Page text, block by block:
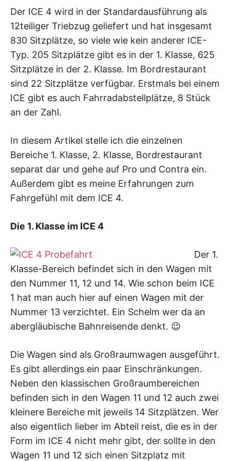
Der ICE 4 wird in der Standardausführung als
12teiliger Triebzug geliefert und hat insgesamt
830 Sitzplätze, so viele wie kein anderer ICE-
Typ. 205 Sitzplätze gibt es in der 1. Klasse, 625
Sitzplätze in der 2. Klasse. Im Bordrestaurant
sind 22 Sitzplätze verfügbar. Erstmals bei einem
ICE gibt es auch Fahrradabstellplätze, 8 Stück
an der Zahl.
In diesem Artikel stelle ich die einzelnen
Bereiche 1. Klasse, 2. Klasse, Bordrestaurant
separat dar und gehe auf Pro und Contra ein.
Außerdem gibt es meine Erfahrungen zum
Fahrgefühl mit dem ICE 4.
Die 1. Klasse im ICE 4
Der 1.
Klasse-Bereich befindet sich in den Wagen mit
den Nummer 11, 12 und 14. Wie schon beim ICE
1 hat man auch hier auf einen Wagen mit der
Nummer 13 verzichtet. Ein Schelm wer da an
abergläubische Bahnreisende denkt. 😉
Die Wagen sind als Großraumwagen ausgeführt.
Es gibt allerdings ein paar Einschränkungen.
Neben den klassischen Großraumbereichen
befinden sich in den Wagen 11 und 12 auch zwei
kleinere Bereiche mit jeweils 14 Sitzplätzen. Wer
also eigentlich lieber im Abteil reist, die es in der
Form im ICE 4 nicht mehr gibt, der sollte in den
Wagen 11 und 12 sich einen Sitzplatz mit